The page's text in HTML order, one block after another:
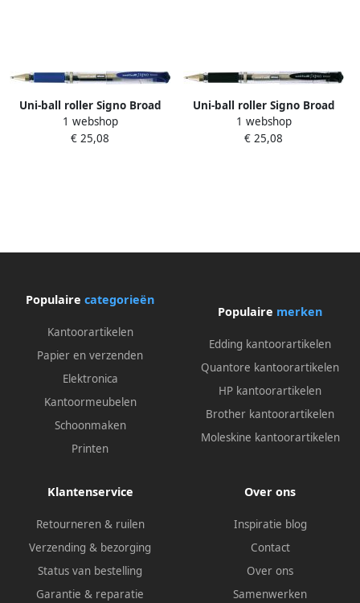
Uni-ball roller Signo Broad
brede punt blauw
1 webshop
€ 25,08
Uni-ball roller Signo Broad
brede punt zwart
1 webshop
€ 25,08
Populaire categorieën
Kantoorartikelen
Papier en verzenden
Elektronica
Kantoormeubelen
Schoonmaken
Printen
Populaire merken
Edding kantoorartikelen
Quantore kantoorartikelen
HP kantoorartikelen
Brother kantoorartikelen
Moleskine kantoorartikelen
Klantenservice
Retourneren & ruilen
Verzending & bezorging
Status van bestelling
Garantie & reparatie
Over ons
Inspiratie blog
Contact
Over ons
Samenwerken